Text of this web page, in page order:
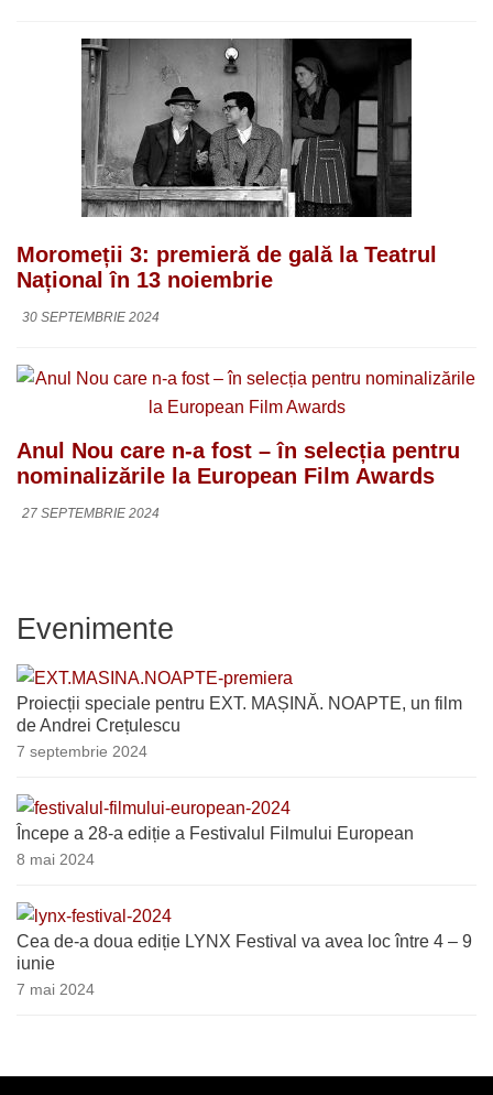
Moromeții 3: premieră de gală la Teatrul
Național în 13 noiembrie
30 SEPTEMBRIE 2024
Anul Nou care n-a fost – în selecția pentru
nominalizările la European Film Awards
27 SEPTEMBRIE 2024
Evenimente
Proiecții speciale pentru EXT. MAȘINĂ. NOAPTE, un film
de Andrei Crețulescu
7 septembrie 2024
Începe a 28-a ediție a Festivalul Filmului European
8 mai 2024
Cea de-a doua ediție LYNX Festival va avea loc între 4 – 9
iunie
7 mai 2024